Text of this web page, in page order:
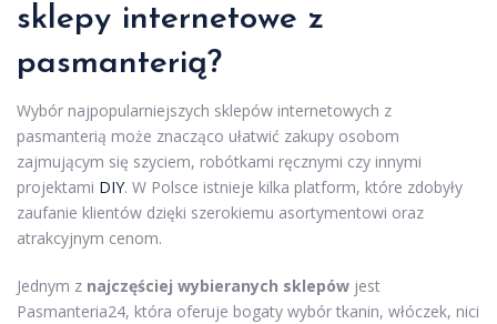
sklepy internetowe z
pasmanterią?
Wybór najpopularniejszych sklepów internetowych z
pasmanterią może znacząco ułatwić zakupy osobom
zajmującym się szyciem, robótkami ręcznymi czy innymi
projektami DIY. W Polsce istnieje kilka platform, które zdobyły
zaufanie klientów dzięki szerokiemu asortymentowi oraz
atrakcyjnym cenom.
Jednym z najczęściej wybieranych sklepów jest
Pasmanteria24, która oferuje bogaty wybór tkanin, włóczek, nici